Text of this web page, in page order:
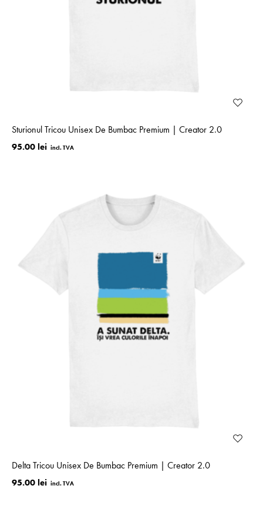
Sturionul Tricou Unisex De Bumbac Premium | Creator 2.0
95.00 lei
Delta Tricou Unisex De Bumbac Premium | Creator 2.0
95.00 lei